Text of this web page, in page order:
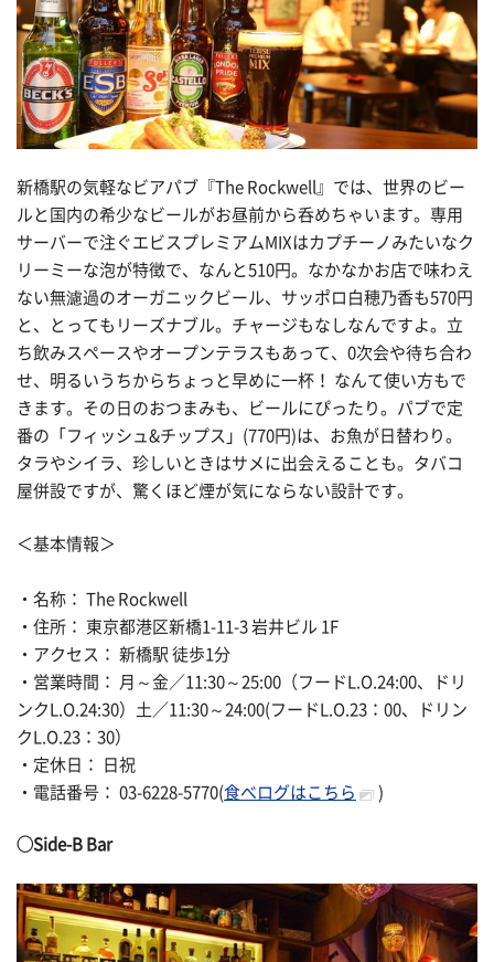
新橋駅の気軽なビアパブ『The Rockwell』では、世界のビー
ルと国内の希少なビールがお昼前から呑めちゃいます。専用
サーバーで注ぐエビスプレミアムMIXはカプチーノみたいなク
リーミーな泡が特徴で、なんと510円。なかなかお店で味わえ
ない無濾過のオーガニックビール、サッポロ白穂乃香も570円
と、とってもリーズナブル。チャージもなしなんですよ。立
ち飲みスペースやオープンテラスもあって、0次会や待ち合わ
せ、明るいうちからちょっと早めに一杯！ なんて使い方もで
きます。その日のおつまみも、ビールにぴったり。パブで定
番の「フィッシュ&チップス」(770円)は、お魚が日替わり。
タラやシイラ、珍しいときはサメに出会えることも。タバコ
屋併設ですが、驚くほど煙が気にならない設計です。
＜基本情報＞
・名称： The Rockwell
・住所： 東京都港区新橋1-11-3 岩井ビル 1F
・アクセス： 新橋駅 徒歩1分
・営業時間： 月～金／11:30～25:00（フードL.O.24:00、ドリ
ンクL.O.24:30）土／11:30～24:00(フードL.O.23：00、ドリン
クL.O.23：30）
・定休日： 日祝
・電話番号： 03-6228-5770(食べログはこちら )
◯Side-B Bar